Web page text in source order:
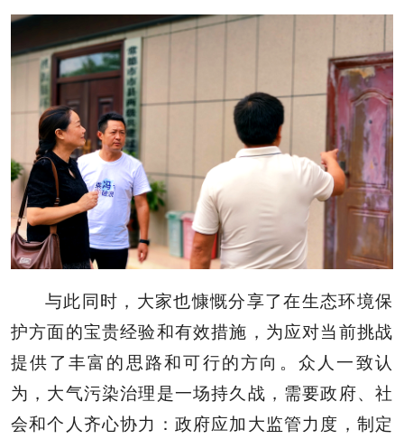
与此同时，大家也慷慨分享了在生态环境保
护方面的宝贵经验和有效措施，为应对当前挑战
提供了丰富的思路和可行的方向。众人一致认
为，大气污染治理是一场持久战，需要政府、社
会和个人齐心协力：政府应加大监管力度，制定